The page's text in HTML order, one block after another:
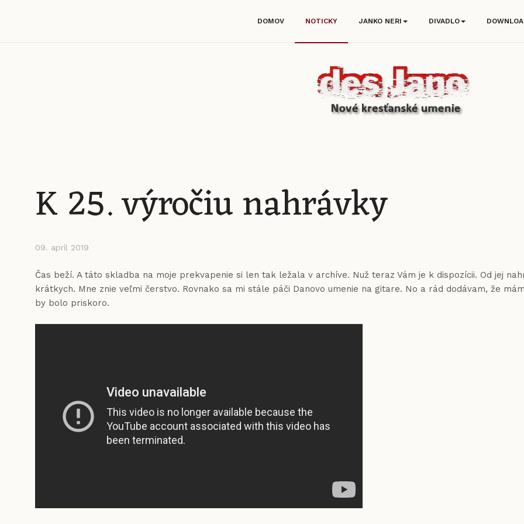
DOMOV NOTICKY JANKO NERI DIVADLO
K 25. výročiu nahrávky
09. apríl 2019
Čas beží. A táto skladba na moje prekvapenie si len tak ležala v archíve. Nuž teraz Vám je k dispozícii. Od jej
krátkych. Mne znie veľmi čerstvo. Rovnako sa mi stále páči Danovo umenie na gitare. No a rád dodávam, že
by bolo priskoro.